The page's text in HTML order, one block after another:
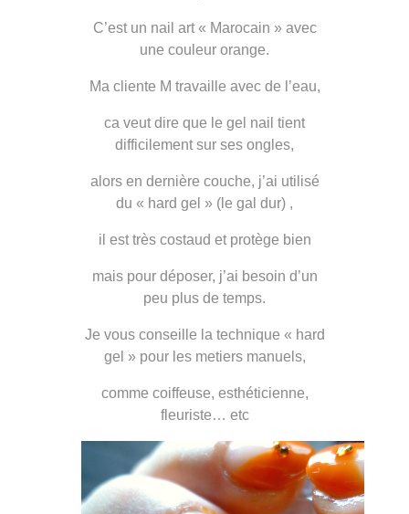
C’est un nail art « Marocain » avec
une couleur orange.
Ma cliente M travaille avec de l’eau,
ca veut dire que le gel nail tient
difficilement sur ses ongles,
alors en dernière couche, j’ai utilisé
du « hard gel » (le gal dur) ,
il est très costaud et protège bien
mais pour déposer, j’ai besoin d’un
peu plus de temps.
Je vous conseille la technique « hard
gel » pour les metiers manuels,
comme coiffeuse, esthéticienne,
fleuriste… etc